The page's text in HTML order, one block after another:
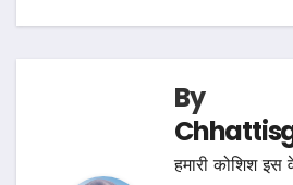
By
हमारी कोशिश